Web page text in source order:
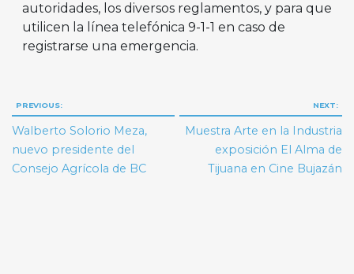
autoridades, los diversos reglamentos, y para que
utilicen la línea telefónica 9-1-1 en caso de
registrarse una emergencia.
Navegación
de
entradas
PREVIOUS:
Walberto Solorio Meza,
nuevo presidente del
Consejo Agrícola de BC
NEXT:
Muestra Arte en la Industria
exposición El Alma de
Tijuana en Cine Bujazán